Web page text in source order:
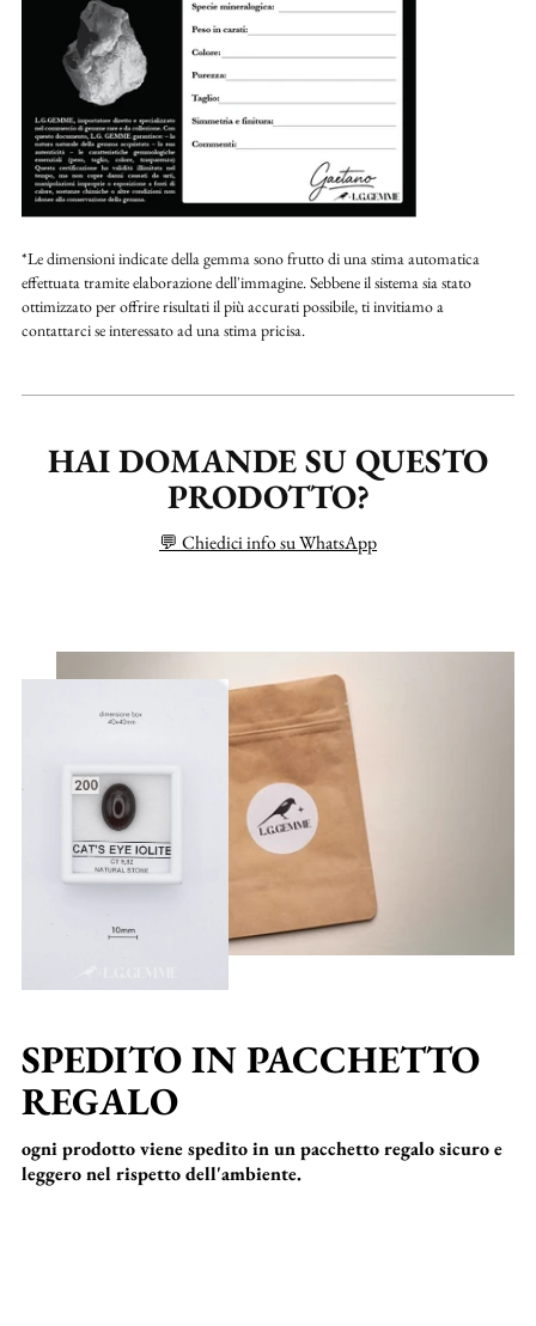
*Le dimensioni indicate della gemma sono frutto di una stima automatica
effettuata tramite elaborazione dell'immagine. Sebbene il sistema sia stato
ottimizzato per offrire risultati il più accurati possibile, ti invitiamo a
contattarci se interessato ad una stima pricisa.
HAI DOMANDE SU QUESTO
PRODOTTO?
💬 Chiedici info su WhatsApp
SPEDITO IN PACCHETTO
REGALO
ogni prodotto viene spedito in un pacchetto regalo sicuro e
leggero nel rispetto dell'ambiente.